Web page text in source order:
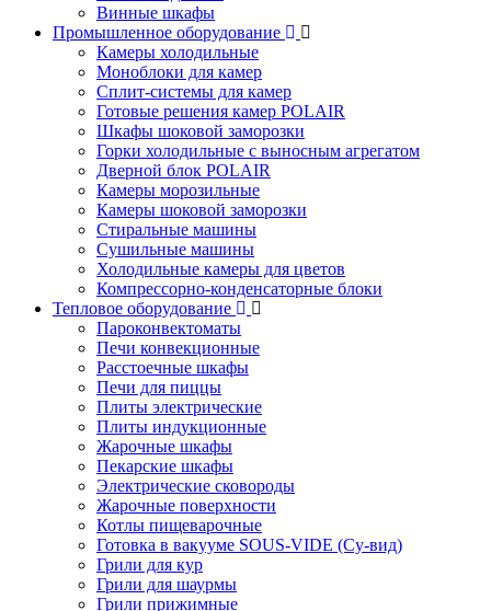
Винные шкафы
Промышленное оборудование
Камеры холодильные
Моноблоки для камер
Сплит-системы для камер
Готовые решения камер POLAIR
Шкафы шоковой заморозки
Горки холодильные с выносным агрегатом
Дверной блок POLAIR
Камеры морозильные
Камеры шоковой заморозки
Стиральные машины
Сушильные машины
Холодильные камеры для цветов
Компрессорно-конденсаторные блоки
Тепловое оборудование
Пароконвектоматы
Печи конвекционные
Расстоечные шкафы
Печи для пиццы
Плиты электрические
Плиты индукционные
Жарочные шкафы
Пекарские шкафы
Электрические сковороды
Жарочные поверхности
Котлы пищеварочные
Готовка в вакууме SOUS-VIDE (Су-вид)
Грили для кур
Грили для шаурмы
Грили прижимные